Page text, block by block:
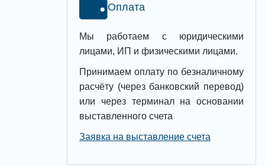
Оплата
Мы работаем с юридическими
лицами, ИП и физическими лицами.
Принимаем оплату по безналичному
расчёту (через банковский перевод)
или через терминал на основании
выставленного счета
Заявка на выставление счета